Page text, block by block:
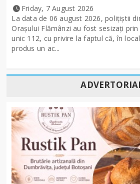
Friday, 7 August 2026
La data de 06 august 2026, polițiștii
Orașului Flămânzi au fost sesizați
unic 112, cu privire la faptul că, în
produs un ac...